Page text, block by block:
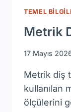
TEMEL
Metrik
17 Mayıs
Metrik diş
kullanılan
ölçülerini